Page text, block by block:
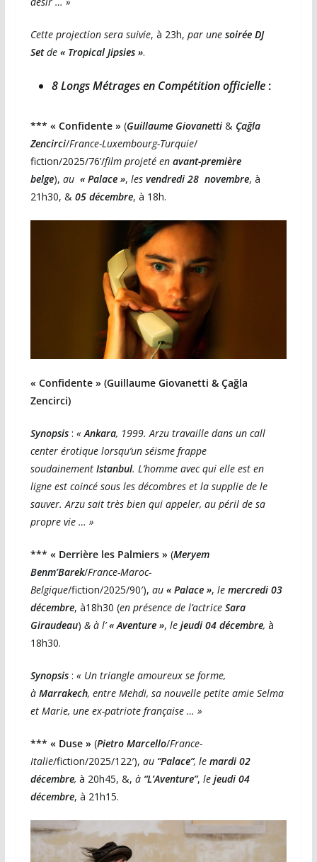
Cette projection sera suivie, à 23h, par une soirée DJ
Setde « Tropical Jipsies ».
8 Longs Métrages en Compétition officielle:
*** « Confidente » (Guillaume Giovanetti & Çağla
Zencirci/France-Luxembourg-Turquie/
fiction/2025/76’/film projeté en avant-première
belge), au « Palace », lesvendredi 28 novembre, à
21h30, & 05 décembre, à 18h.
« Confidente » (Guillaume Giovanetti & Çağla
Zencirci)
Synopsis: « Ankara, 1999. Arzu travaille dans un call
center érotique lorsqu’un séisme frappe
soudainement Istanbul. L’homme avec qui elle est en
ligne est coincé sous les décombres et la supplie de le
sauver. Arzu sait très bien qui appeler, au péril de sa
propre vie … »
*** « Derrière les Palmiers » (Meryem
Benm’Barek/France-Maroc-
Belgique/fiction/2025/90′), au « Palace », le mercredi 03
décembre, à18h30 (en présence de l’actrice Sara
Giraudeau) & à l’« Aventure », lejeudi 04 décembre, à
18h30.
Synopsis: « Un triangle amoureux se forme,
à Marrakech, entre Mehdi, sa nouvelle petite amie Selma
et Marie, une ex-patriote française … »
*** « Duse » (Pietro Marcello/France-
Italie/fiction/2025/122′), au “Palace”, le mardi 02
décembre, à 20h45, &, à“L’Aventure”, le jeudi 04
décembre, à 21h15.